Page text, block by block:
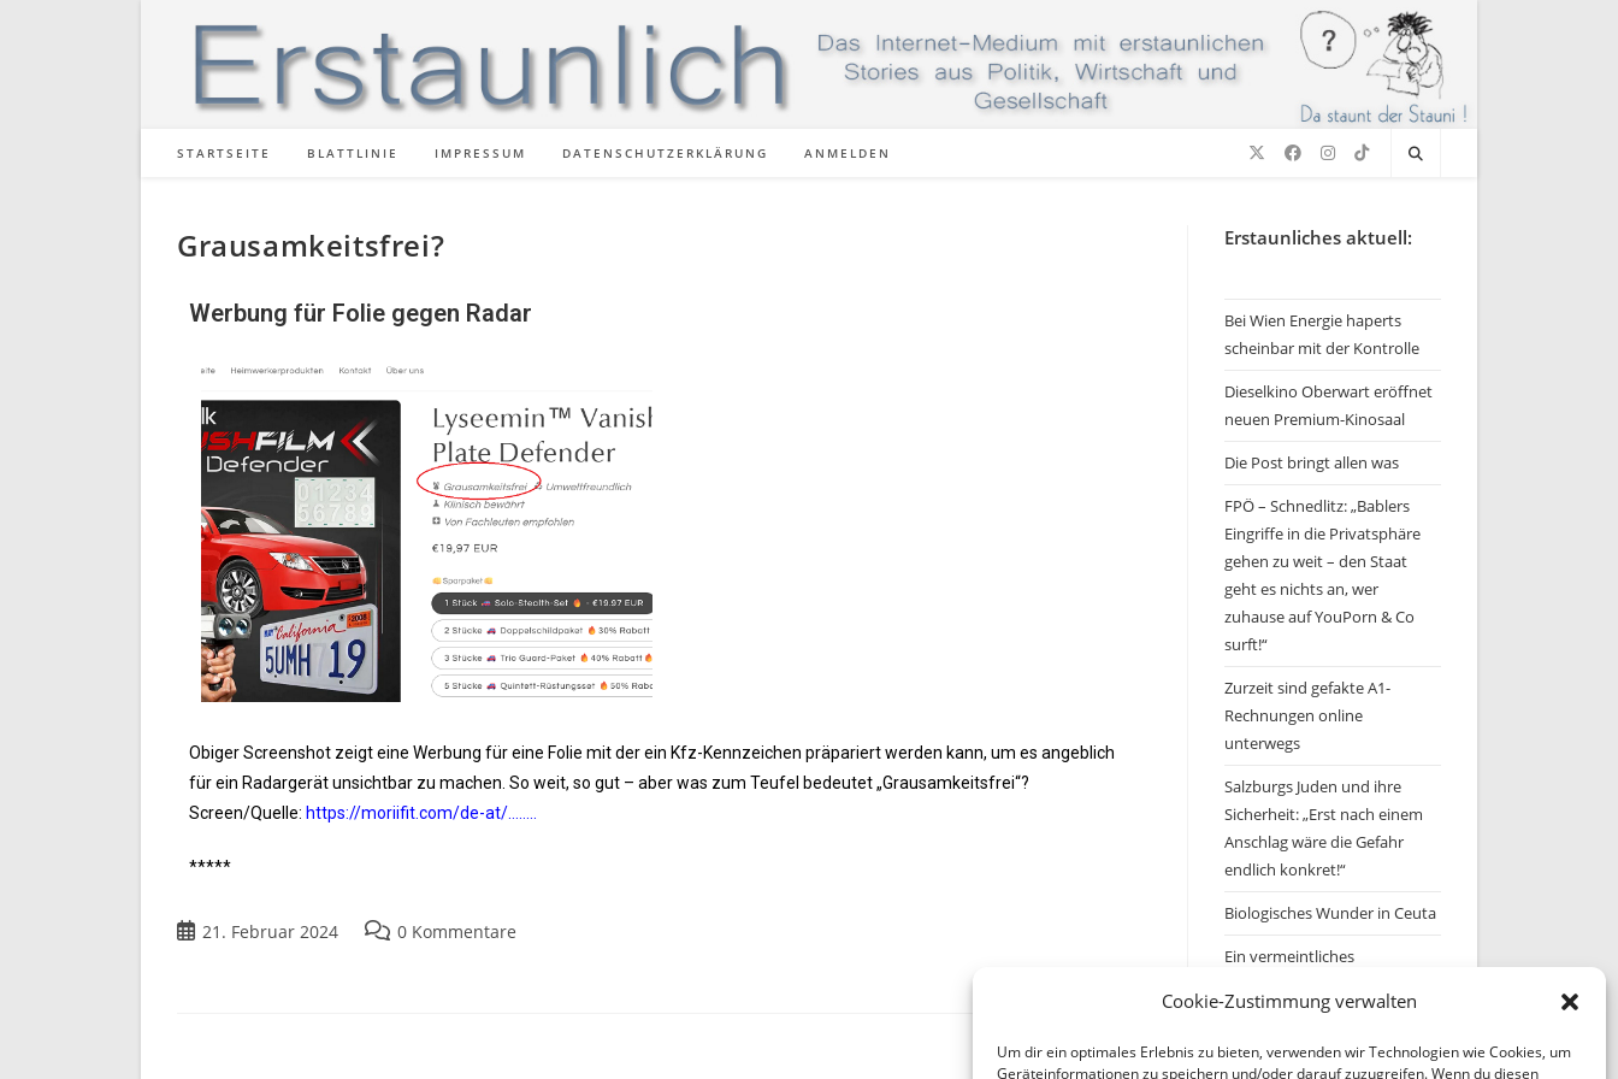
Cookie-Zustimmung verwalten
Um dir ein optimales Erlebnis zu bieten, verwenden wir Technologien wie Cookies, um
Geräteinformationen zu speichern und/oder darauf zuzugreifen. Wenn du diesen
STARTSEITE BLATTLINIE IMPRESSUM DATENSCHUTZERKLÄRUNG ANMELDEN
Grausamkeitsfrei?
Werbung für Folie gegen Radar
Obiger Screenshot zeigt eine Werbung für eine Folie mit der ein Kfz-Kennzeichen präpariert werden kann, um es angeblich
für ein Radargerät unsichtbar zu machen. So weit, so gut – aber was zum Teufel bedeutet „Grausamkeitsfrei“?
Screen/Quelle: https://moriifit.com/de-at/……..
*****
21. Februar 2024 0 Kommentare
Erstaunliches aktuell:
Bei Wien Energie haperts
scheinbar mit der Kontrolle
Dieselkino Oberwart eröffnet
neuen Premium-Kinosaal
Die Post bringt allen was
FPÖ – Schnedlitz: „Bablers
Eingriffe in die Privatsphäre
gehen zu weit – den Staat
geht es nichts an, wer
zuhause auf YouPorn & Co
surft!“
Zurzeit sind gefakte A1-
Rechnungen online
unterwegs
Salzburgs Juden und ihre
Sicherheit: „Erst nach einem
Anschlag wäre die Gefahr
endlich konkret!“
Biologisches Wunder in Ceuta
Ein vermeintliches
Archiv